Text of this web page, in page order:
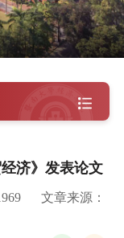
济》发表论文
文章来源：